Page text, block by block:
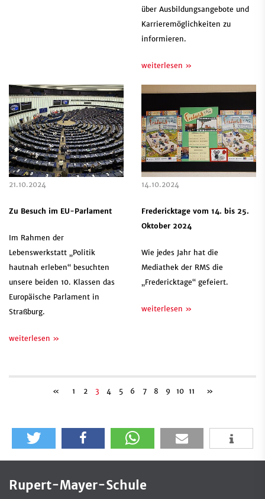
über Ausbildungsangebote und
Karrieremöglichkeiten zu
informieren.
weiterlesen »
21.10.2024
Zu Besuch im EU-Parlament
Im Rahmen der
Lebenswerkstatt „Politik
hautnah erleben“ besuchten
unsere beiden 10. Klassen das
Europäische Parlament in
Straßburg.
weiterlesen »
14.10.2024
Fredericktage vom 14. bis 25.
Oktober 2024
Wie jedes Jahr hat die
Mediathek der RMS die
„Fredericktage“ gefeiert.
weiterlesen »
« 1 2 3 4 5 6 7 8 9 10 11 »
Rupert-Mayer-Schule